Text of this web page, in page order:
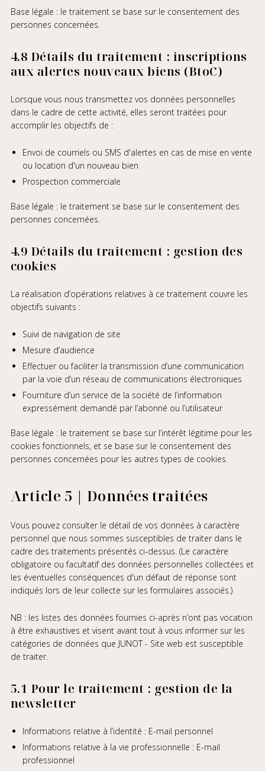
Base légale : le traitement se base sur le consentement des
personnes concernées.
4.8 Détails du traitement : inscriptions
aux alertes nouveaux biens (BtoC)
Lorsque vous nous transmettez vos données personnelles
dans le cadre de cette activité, elles seront traitées pour
accomplir les objectifs de :
Envoi de courriels ou SMS d'alertes en cas de mise en vente
ou location d'un nouveau bien
Prospection commerciale
Base légale : le traitement se base sur le consentement des
personnes concernées.
4.9 Détails du traitement : gestion des
cookies
La réalisation d’opérations relatives à ce traitement couvre les
objectifs suivants :
Suivi de navigation de site
Mesure d’audience
Effectuer ou faciliter la transmission d’une communication
par la voie d’un réseau de communications électroniques
Fourniture d’un service de la société de l’information
expressément demandé par l’abonné ou l’utilisateur
Base légale : le traitement se base sur l’intérêt légitime pour les
cookies fonctionnels, et se base sur le consentement des
personnes concernées pour les autres types de cookies.
Article 5 | Données traitées
Vous pouvez consulter le détail de vos données à caractère
personnel que nous sommes susceptibles de traiter dans le
cadre des traitements présentés ci-dessus. (Le caractère
obligatoire ou facultatif des données personnelles collectées et
les éventuelles conséquences d'un défaut de réponse sont
indiqués lors de leur collecte sur les formulaires associés.)
NB : les listes des données fournies ci-après n’ont pas vocation
à être exhaustives et visent avant tout à vous informer sur les
catégories de données que JUNOT - Site web est susceptible
de traiter.
5.1 Pour le traitement : gestion de la
newsletter
Informations relative à l’identité : E-mail personnel
Informations relative à la vie professionnelle : E-mail
professionnel